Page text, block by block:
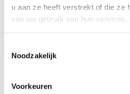
u aan ze heeft verstrekt of die ze
van uw gebruik van hun services.
Noodzakelijk
Voorkeuren